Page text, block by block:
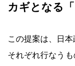
カギとなる「
この提案は、日
それぞれ行なう